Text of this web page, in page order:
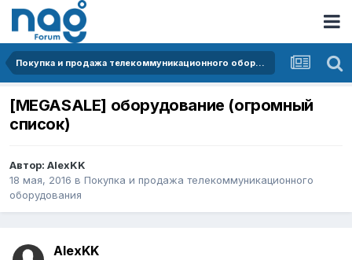
Покупка и продажа телекоммуникационного оборудования
[MEGASALE] оборудование (огромный
список)
Автор: AlexKK
18 мая, 2016 в Покупка и продажа телекоммуникационного
оборудования
AlexKK